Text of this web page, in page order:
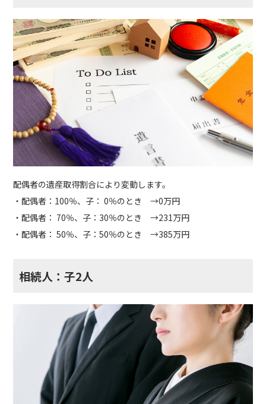
配偶者の遺産取得割合により変動します。
・配偶者：100％、子： 0％のとき →0万円
・配偶者： 70％、子：30％のとき →231万円
・配偶者： 50％、子：50％のとき →385万円
相続人：子2人